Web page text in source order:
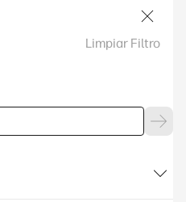
Limpiar Filtro